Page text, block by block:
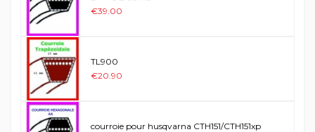
€39.00
TL900
€20.90
courroie pour husqvarna CTH151/CTH151xp